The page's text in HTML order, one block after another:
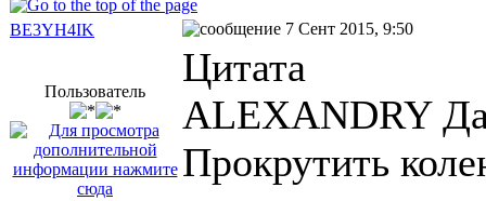
BE3YH4IK 7 Сент 2015, 9:50
Пользователь
Цитата
ALEXANDRY
Прокрутить